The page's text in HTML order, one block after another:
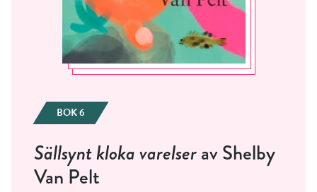
BOK 6
Sällsynt kloka varelserav Shelby
Van Pelt